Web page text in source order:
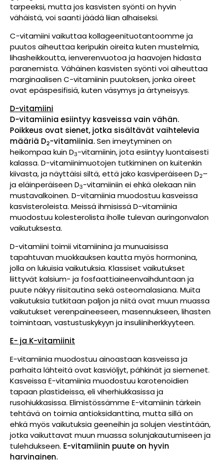
tarpeeksi, mutta jos kasvisten syönti on hyvin
vähäistä, voi saanti jäädä liian alhaiseksi.
C-vitamiini vaikuttaa kollageenituotantoomme ja
puutos aiheuttaa keripukin oireita kuten mustelmia,
lihasheikkoutta, ienverenvuotoa ja haavojen hidasta
paranemista. Vähäinen kasvisten syönti voi aiheuttaa
marginaalisen C-vitamiinin puutoksen, jonka oireet
ovat epäspesifisiä, kuten väsymys ja ärtyneisyys.
D-vitamiini
D-vitamiinia esiintyy kasveissa vain vähän.
Poikkeus ovat sienet, jotka sisältävät vaihtelevia
määriä D2-vitamiinia.Sen imeytyminen on
heikompaa kuin D3-vitamiinin, jota esiintyy luontaisesti
kalassa. D-vitamiinimuotojen tutkiminen on kuitenkin
kiivasta, ja näyttäisi siltä, että jako kasviperäiseen D2–
ja eläinperäiseen D3-vitamiiniin ei ehkä olekaan niin
mustavalkoinen. D-vitamiinia muodostuu kasveissa
kasvisteroleista. Meissä ihmisissä D-vitamiinia
muodostuu kolesterolista iholle tulevan auringonvalon
vaikutuksesta.
D-vitamiini toimii vitamiinina ja munuaisissa
tapahtuvan muokkauksen kautta myös hormonina,
jolla on lukuisia vaikutuksia. Klassiset vaikutukset
liittyvät kalsium- ja fosfaattiaineenvaihduntaan ja
puute näkyy riisitautina sekä osteomalasiana. Muita
vaikutuksia tutkitaan paljon ja niitä ovat muun muassa
vaikutukset verenpaineeseen, masennukseen, lihasten
toimintaan, vastustuskykyyn ja insuliiniherkkyyteen.
E- ja K-vitamiinit
E-vitamiinia muodostuu ainoastaan kasveissa ja
parhaita lähteitä ovat kasviöljyt, pähkinät ja siemenet.
Kasveissa E-vitamiinia muodostuu karotenoidien
tapaan plastideissa, eli viherhiukkasissa ja
rusohiukkasissa. Elimistössämme E-vitamiinin tärkein
tehtävä on toimia antioksidanttina, mutta sillä on
ehkä myös vaikutuksia geeneihin ja solujen viestintään,
jotka vaikuttavat muun muassa solunjakautumiseen ja
tulehdukseen. E-vitamiinin puute on hyvin
harvinainen.